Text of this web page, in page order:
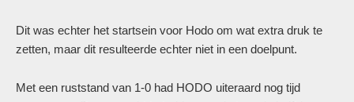
Dit was echter het startsein voor Hodo om wat extra druk te
zetten, maar dit resulteerde echter niet in een doelpunt.
Met een ruststand van 1-0 had HODO uiteraard nog tijd